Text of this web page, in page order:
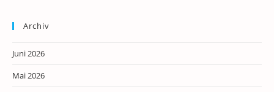
Archiv
Juni 2026
Mai 2026